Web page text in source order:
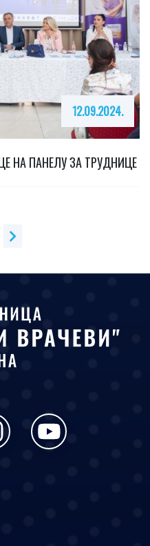
12.09.2024.
НА ПАНЕЛУ ЗА ТРУДНИЦЕ